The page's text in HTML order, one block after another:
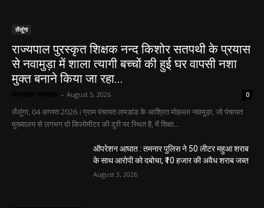
लैलूंगा
राज्यपाल पुरस्कृत शिक्षक नन्द किशोर सतपथी के प्रयास
से नवामुड़ा में शाला त्यागी बच्चों की हुई घर वापसी नशा
मुक्त बनाने किया जा रहा...
- August 5, 2026 0
लैलूंगा, 04 अगस्त 2026।ग्राम पंचायत लमडांड के आश्रित मोहल्ला नवामुड़ा, जो पंचायत
मुख्यालय से लगभग दो किलोमीटर की दूरी पर स्थित है, में शिक्षा...
ऑपरेशन आघात : तमनार पुलिस ने 50 लीटर महुआ शराब
के साथ आरोपी को दबोचा, ₹10 हजार की अवैध शराब जब्त
August 3, 2026